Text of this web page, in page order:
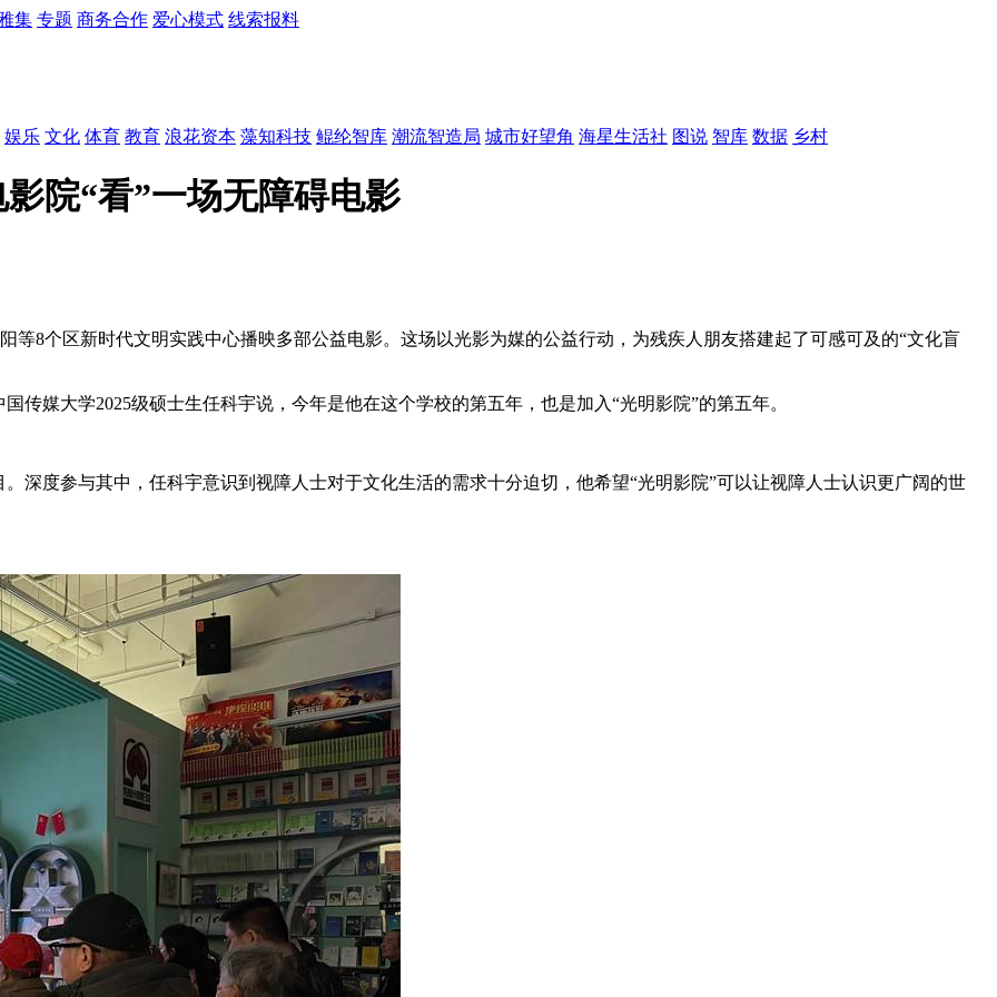
集 专题 商务合作 爱心模式 线索报料
娱乐 文化 体育 教育 浪花资本 藻知科技 鲲纶智库 潮流智造局 城市好望角 海星生活社 图说 智库 数据 乡村
院“看”一场无障碍电影
等8个区新时代文明实践中心播映多部公益电影。这场以光影为媒的公益行动，为残疾人朋友搭建起了可感可及的“文化盲
传媒大学2025级硕士生任科宇说，今年是他在这个学校的第五年，也是加入“光明影院”的第五年。
深度参与其中，任科宇意识到视障人士对于文化生活的需求十分迫切，他希望“光明影院”可以让视障人士认识更广阔的世